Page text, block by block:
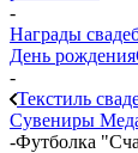
-
Награды
День рождения
-
Текстиль
Сувениры
-Футболка